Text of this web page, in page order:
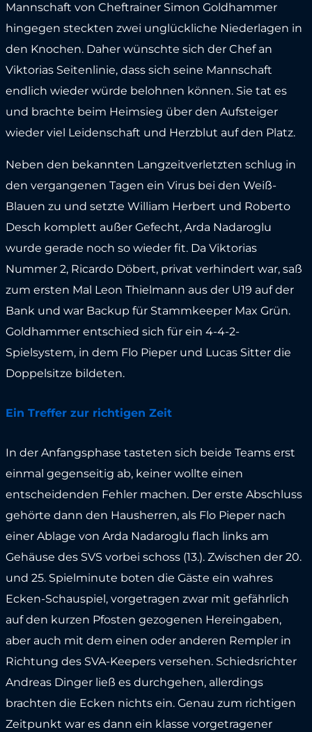
Mannschaft von Cheftrainer Simon Goldhammer
hingegen steckten zwei unglückliche Niederlagen in
den Knochen. Daher wünschte sich der Chef an
Viktorias Seitenlinie, dass sich seine Mannschaft
endlich wieder würde belohnen können. Sie tat es
und brachte beim Heimsieg über den Aufsteiger
wieder viel Leidenschaft und Herzblut auf den Platz.
Neben den bekannten Langzeitverletzten schlug in
den vergangenen Tagen ein Virus bei den Weiß-
Blauen zu und setzte William Herbert und Roberto
Desch komplett außer Gefecht, Arda Nadaroglu
wurde gerade noch so wieder fit. Da Viktorias
Nummer 2, Ricardo Döbert, privat verhindert war, saß
zum ersten Mal Leon Thielmann aus der U19 auf der
Bank und war Backup für Stammkeeper Max Grün.
Goldhammer entschied sich für ein 4-4-2-
Spielsystem, in dem Flo Pieper und Lucas Sitter die
Doppelsitze bildeten.
Ein Treffer zur richtigen Zeit
In der Anfangsphase tasteten sich beide Teams erst
einmal gegenseitig ab, keiner wollte einen
entscheidenden Fehler machen. Der erste Abschluss
gehörte dann den Hausherren, als Flo Pieper nach
einer Ablage von Arda Nadaroglu flach links am
Gehäuse des SVS vorbei schoss (13.). Zwischen der 20.
und 25. Spielminute boten die Gäste ein wahres
Ecken-Schauspiel, vorgetragen zwar mit gefährlich
auf den kurzen Pfosten gezogenen Hereingaben,
aber auch mit dem einen oder anderen Rempler in
Richtung des SVA-Keepers versehen. Schiedsrichter
Andreas Dinger ließ es durchgehen, allerdings
brachten die Ecken nichts ein. Genau zum richtigen
Zeitpunkt war es dann ein klasse vorgetragener